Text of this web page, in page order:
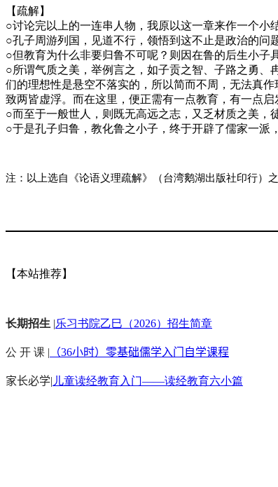
【疏解】
○讨论完以上的一连串人物，我原以这一章来作一个小结
○孔子周游列国，见道不行，领悟到这不止是政治的问
○但教育为什么非要归鲁不可呢？则因在鲁的后生小子
○所谓气质之美，举例言之，如子贡之智、子路之勇
们的理想性是悬空不落实的，所以简而不周，无法真
致两皆虚浮。而在这里，便正需有一点教育，有一点
○而至于一般世人，则既无高远之志，又乏材质之美，
○于是孔子归鲁，教化鲁之小子，终于开辟了儒家一派
注：以上选自《论语义理疏解》（台湾鹅湖出版社印行）
【本站推荐】
长期招生 |乐习书院乙巳（2026）招生简章
公 开 课 | （36小时）零基础儒学入门自学课程
家长必学| 儿童读经教育入门——读经教育六小篇